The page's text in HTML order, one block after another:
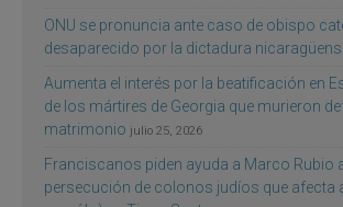
ONU se pronuncia ante caso de obispo
desaparecido por la dictadura
Aumenta el interés por la beatificación en
de los mártires de Georgia que murieron
matrimonio julio 25, 2026
Franciscanos piden ayuda a Marco Rubio
persecución de colonos judíos que afecta